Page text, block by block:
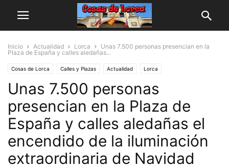
Inicio Actualidad Lorca
Unas 7.500 personas presencian en la
Plaza de España y calles aledañas...
Cosas de Lorca Calles y Plazas Actualidad Lorca
Unas 7.500 personas
presencian en la Plaza de
España y calles aledañas el
encendido de la iluminación
extraordinaria de Navidad